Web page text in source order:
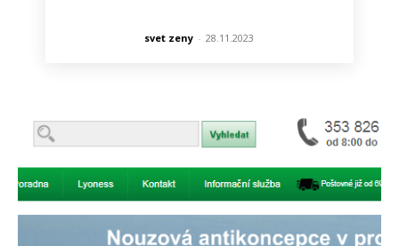
svet zeny - 28.11.2023